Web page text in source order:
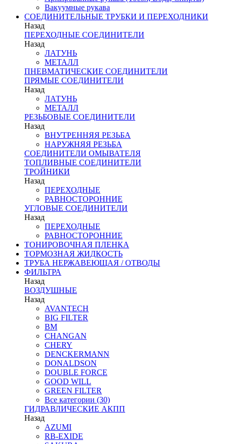
Вакуумные рукава
СОЕДИНИТЕЛЬНЫЕ ТРУБКИ И ПЕРЕХОДНИКИ
Назад
ПЕРЕХОДНЫЕ СОЕДИНИТЕЛИ
Назад
ЛАТУНЬ
МЕТАЛЛ
ПНЕВМАТИЧЕСКИЕ СОЕДИНИТЕЛИ
ПРЯМЫЕ СОЕДИНИТЕЛИ
Назад
ЛАТУНЬ
МЕТАЛЛ
РЕЗЬБОВЫЕ СОЕДИНИТЕЛИ
Назад
ВНУТРЕННЯЯ РЕЗЬБА
НАРУЖНЯЯ РЕЗЬБА
СОЕДИНИТЕЛИ ОМЫВАТЕЛЯ
ТОПЛИВНЫЕ СОЕДИНИТЕЛИ
ТРОЙНИКИ
Назад
ПЕРЕХОДНЫЕ
РАВНОСТОРОННИЕ
УГЛОВЫЕ СОЕДИНИТЕЛИ
Назад
ПЕРЕХОДНЫЕ
РАВНОСТОРОННИЕ
ТОНИРОВОЧНАЯ ПЛЕНКА
ТОРМОЗНАЯ ЖИДКОСТЬ
ТРУБА НЕРЖАВЕЮЩАЯ / ОТВОДЫ
ФИЛЬТРА
Назад
ВОЗДУШНЫЕ
Назад
AVANTECH
BIG FILTER
BM
CHANGAN
CHERY
DENCKERMANN
DONALDSON
DOUBLE FORCE
GOOD WILL
GREEN FILTER
Все категории (30)
ГИДРАВЛИЧЕСКИЕ АКПП
Назад
AZUMI
RB-EXIDE